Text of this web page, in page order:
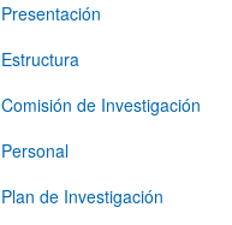
Presentación
Estructura
Comisión de Investigación
Personal
Plan de Investigación